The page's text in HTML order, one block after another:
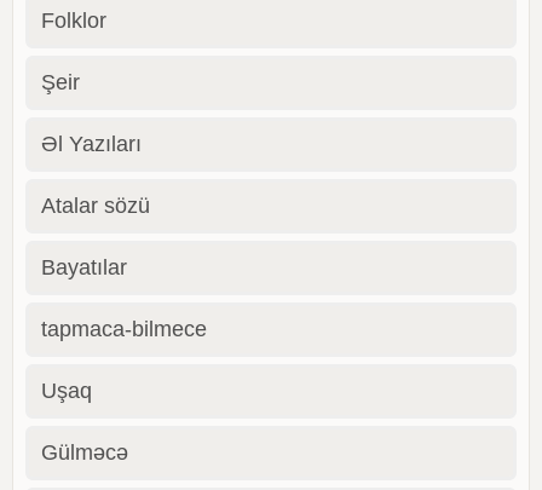
Folklor
Şeir
Əl Yazıları
Atalar sözü
Bayatılar
tapmaca-bilmece
Uşaq
Gülməcə